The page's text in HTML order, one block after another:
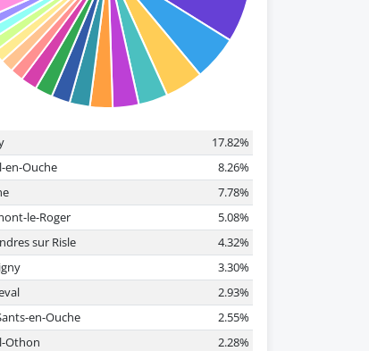
17.82%
en-Ouche
8.26%
7.78%
le-Roger
5.08%
sur Risle
4.32%
3.30%
2.93%
en-Ouche
2.55%
Othon
2.28%